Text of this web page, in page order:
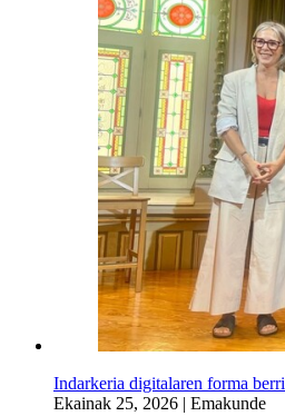
Indarkeria digitalaren forma
Ekainak 25, 2026 | Emakunde